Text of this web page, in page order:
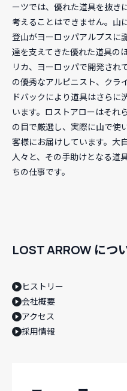
ーツでは、優れた道具を抜き
考えることはできません。山
登山がヨーロッパアルプスに
達を支えてきた優れた道具の
リカ、ヨーロッパで開発され
の優秀なアルピニスト、クラ
ドバックにより道具はさらに
います。ロストアローはそれ
の目で厳選し、実際に山で使
客様にお届けしています。大
人々と、その手助けとなる道
ちの仕事です。
LOST ARROW につ
ヒストリー
会社概要
アクセス
採用情報